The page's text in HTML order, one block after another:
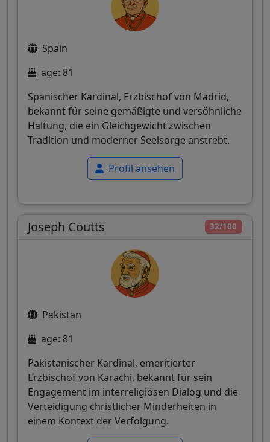
Spain
age: 81
Spanischer Kardinal, Erzbischof von Madrid,
bekannt für seine gemäßigte und versöhnliche
Haltung, die ein Gleichgewicht zwischen
Tradition und moderner Seelsorge anstrebt.
Profil ansehen
32/100
Joseph Coutts
Pakistan
age: 81
Pakistanischer Kardinal, emeritierter
Erzbischof von Karachi, bekannt für sein
Engagement im interreligiösen Dialog und die
Verteidigung christlicher Minderheiten in
einem Kontext der Verfolgung.